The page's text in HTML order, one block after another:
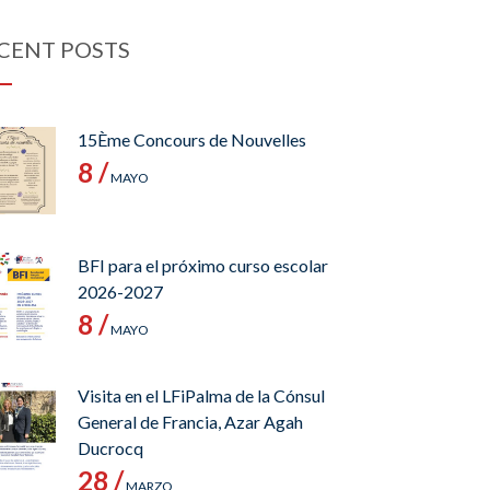
POSTS
15Ème Concours de Nouvelles
8 /MAYO
BFI para el próximo curso escolar
2026-2027
8 /MAYO
Visita en el LFiPalma de la Cónsul
General de Francia, Azar Agah
Ducrocq
28 /MARZO